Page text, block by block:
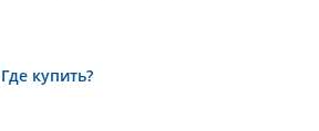
Где купить?